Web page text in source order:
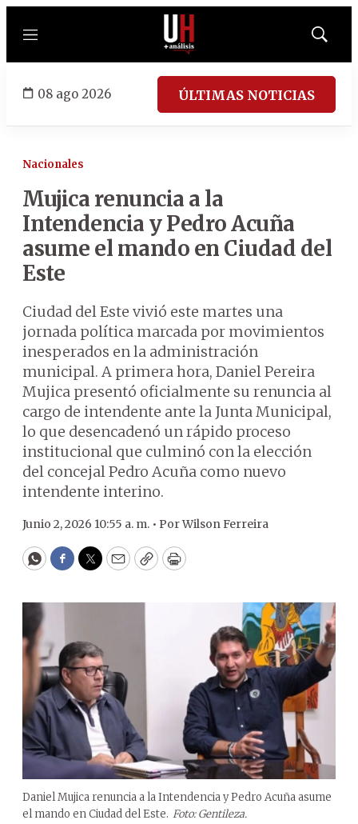
Menú
Mostrar
08 ago 2026 ÚLTIMAS NOTICIAS
Nacionales
Mujica renuncia a la
Intendencia y Pedro Acuña
asume el mando en Ciudad del
Este
Ciudad del Este vivió este martes una
jornada política marcada por movimientos
inesperados en la administración
municipal. A primera hora, Daniel Pereira
Mujica presentó oficialmente su renuncia al
cargo de intendente ante la Junta Municipal,
lo que desencadenó un rápido proceso
institucional que culminó con la elección
del concejal Pedro Acuña como nuevo
intendente interino.
Junio 2, 2026 10:55 a. m. • PorWilson Ferreira
WhatsApp
Facebook
Twitter
EmailCopyPrint
Daniel Mujica renuncia a la Intendencia y Pedro Acuña asume
el mando en Ciudad del Este. Foto: Gentileza.